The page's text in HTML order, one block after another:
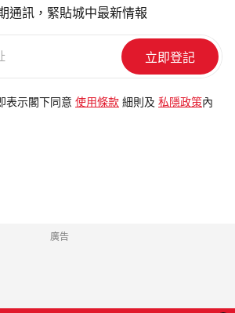
通訊，緊貼城中最新情報
表示閣下同意 使用條款 細則及 私隱政策 內
廣告